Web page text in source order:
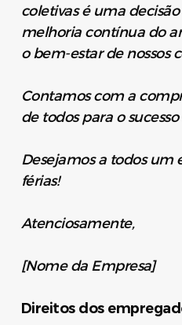
coletivas é uma
melhoria contínua do
o bem-estar de nossos
Contamos com a
de todos para o
Desejamos a todos um
férias!
Atenciosamente,
[Nome da Empresa]
Direitos dos